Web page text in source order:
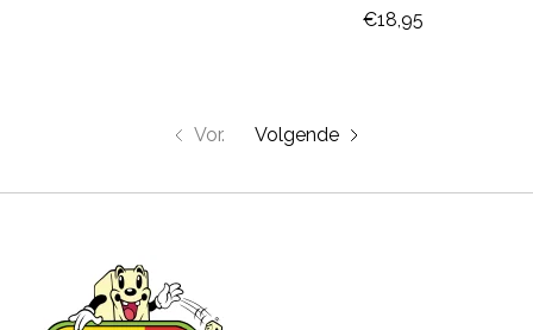
€18,95
Vor. Volgende